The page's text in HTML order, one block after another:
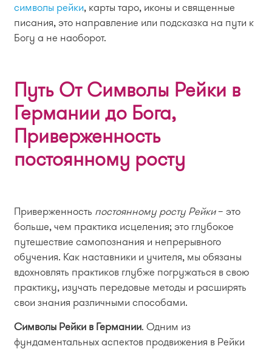
символы рейки, карты таро, иконы и священные
писания, это направление или подсказка на пути к
Богу а не наоборот.
Путь От Символы Рейки в
Германии до Бога,
Приверженность
постоянному росту
Приверженность постоянному росту Рейки– это
больше, чем практика исцеления; это глубокое
путешествие самопознания и непрерывного
обучения. Как наставники и учителя, мы обязаны
вдохновлять практиков глубже погружаться в свою
практику, изучать передовые методы и расширять
свои знания различными способами.
Символы Рейки в Германии. Одним из
фундаментальных аспектов продвижения в Рейки